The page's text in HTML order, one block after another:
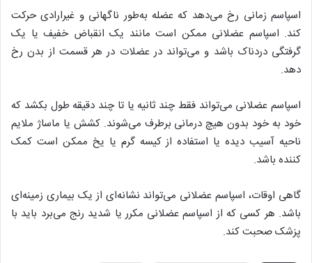
اسپاسم زمانی رخ می‌دهد که عضله به‌طور ناگهانی و غیرارادی حرکت
کند. اسپاسم عضلانی ممکن است مانند یک انقباض خفیف یا یک
گرفتگی دردناک باشد و می‌تواند در عضلات در هر قسمت از بدن رخ
دهد.
اسپاسم عضلانی می‌تواند فقط چند ثانیه یا تا چند دقیقه طول بکشد که
خود به خود بدون هیچ درمانی برطرف می‌شوند. کشش یا ماساژ ملایم
ناحیه آسیب دیده یا استفاده از کیسه گرم یا یخ ممکن است کمک
‌کننده باشد.
گاهی اوقات، اسپاسم عضلانی می‌تواند نشانه‌ای از یک بیماری زمینه‌ای
باشد. هر کسی که از اسپاسم عضلانی مکرر یا شدید رنج می‌برد باید با
پزشک صحبت کند.